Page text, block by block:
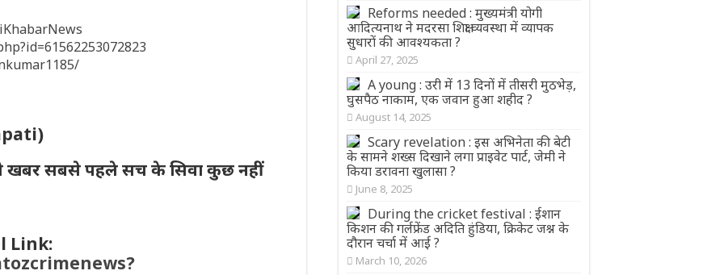
खबर सबसे पहले सच के सिवा कुछ नहीं
Link:
Reforms needed : मुख्यमंत्री योगी
आदित्यनाथ ने मदरसा शिक्षा व्यवस्था में व्यापक
सुधारों की आवश्यकता ?
April 27, 2025
A young : उरी में 13 दिनों में तीसरी मुठभेड़,
घुसपैठ नाकाम, एक जवान हुआ शहीद ?
August 14, 2025
Scary revelation : इस अभिनेता की बेटी
के सामने शख्स दिखाने लगा प्राइवेट पार्ट, जेमी ने
किया डरावना खुलासा ?
June 8, 2025
During the cricket festival : ईशान
किशन की गर्लफ्रेंड अदिति हुंडिया, क्रिकेट जश्न के
दौरान चर्चा में आई ?
March 10, 2026